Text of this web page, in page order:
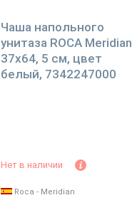
Чаша напольного
унитаза ROCA Meridian
37х64, 5 см, цвет
белый, 7342247000
Нет в наличии
Roca - Meridian